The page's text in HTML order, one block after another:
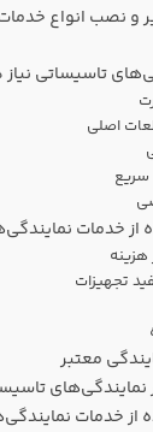
و نصب انواع
تاسیساتی نیاز
اصلی
از خدمات
تجهیزات
معتبر
نمایندگی‌های
از خدمات